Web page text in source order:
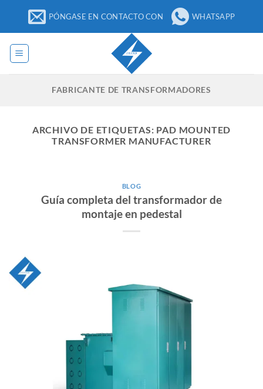
contenido
PÓNGASE EN CONTACTO CON WHATSAPP
FABRICANTE DE TRANSFORMADORES
ARCHIVO DE ETIQUETAS: PAD MOUNTED
TRANSFORMER MANUFACTURER
BLOG
Guía completa del transformador de
montaje en pedestal